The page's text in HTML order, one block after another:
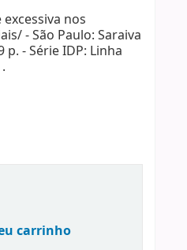
nos
- São Paulo: Saraiva
p. - Série IDP: Linha
carrinho